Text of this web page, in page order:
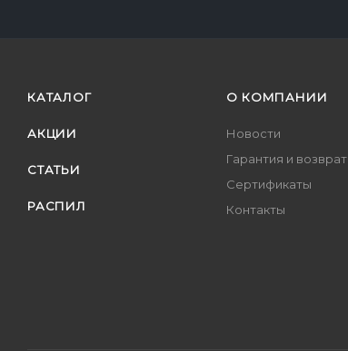
КАТАЛОГ
АКЦИИ
СТАТЬИ
РАСПИЛ
О КОМПАНИИ
Новости
Гарантия и возврат
Сертификаты
Контакты